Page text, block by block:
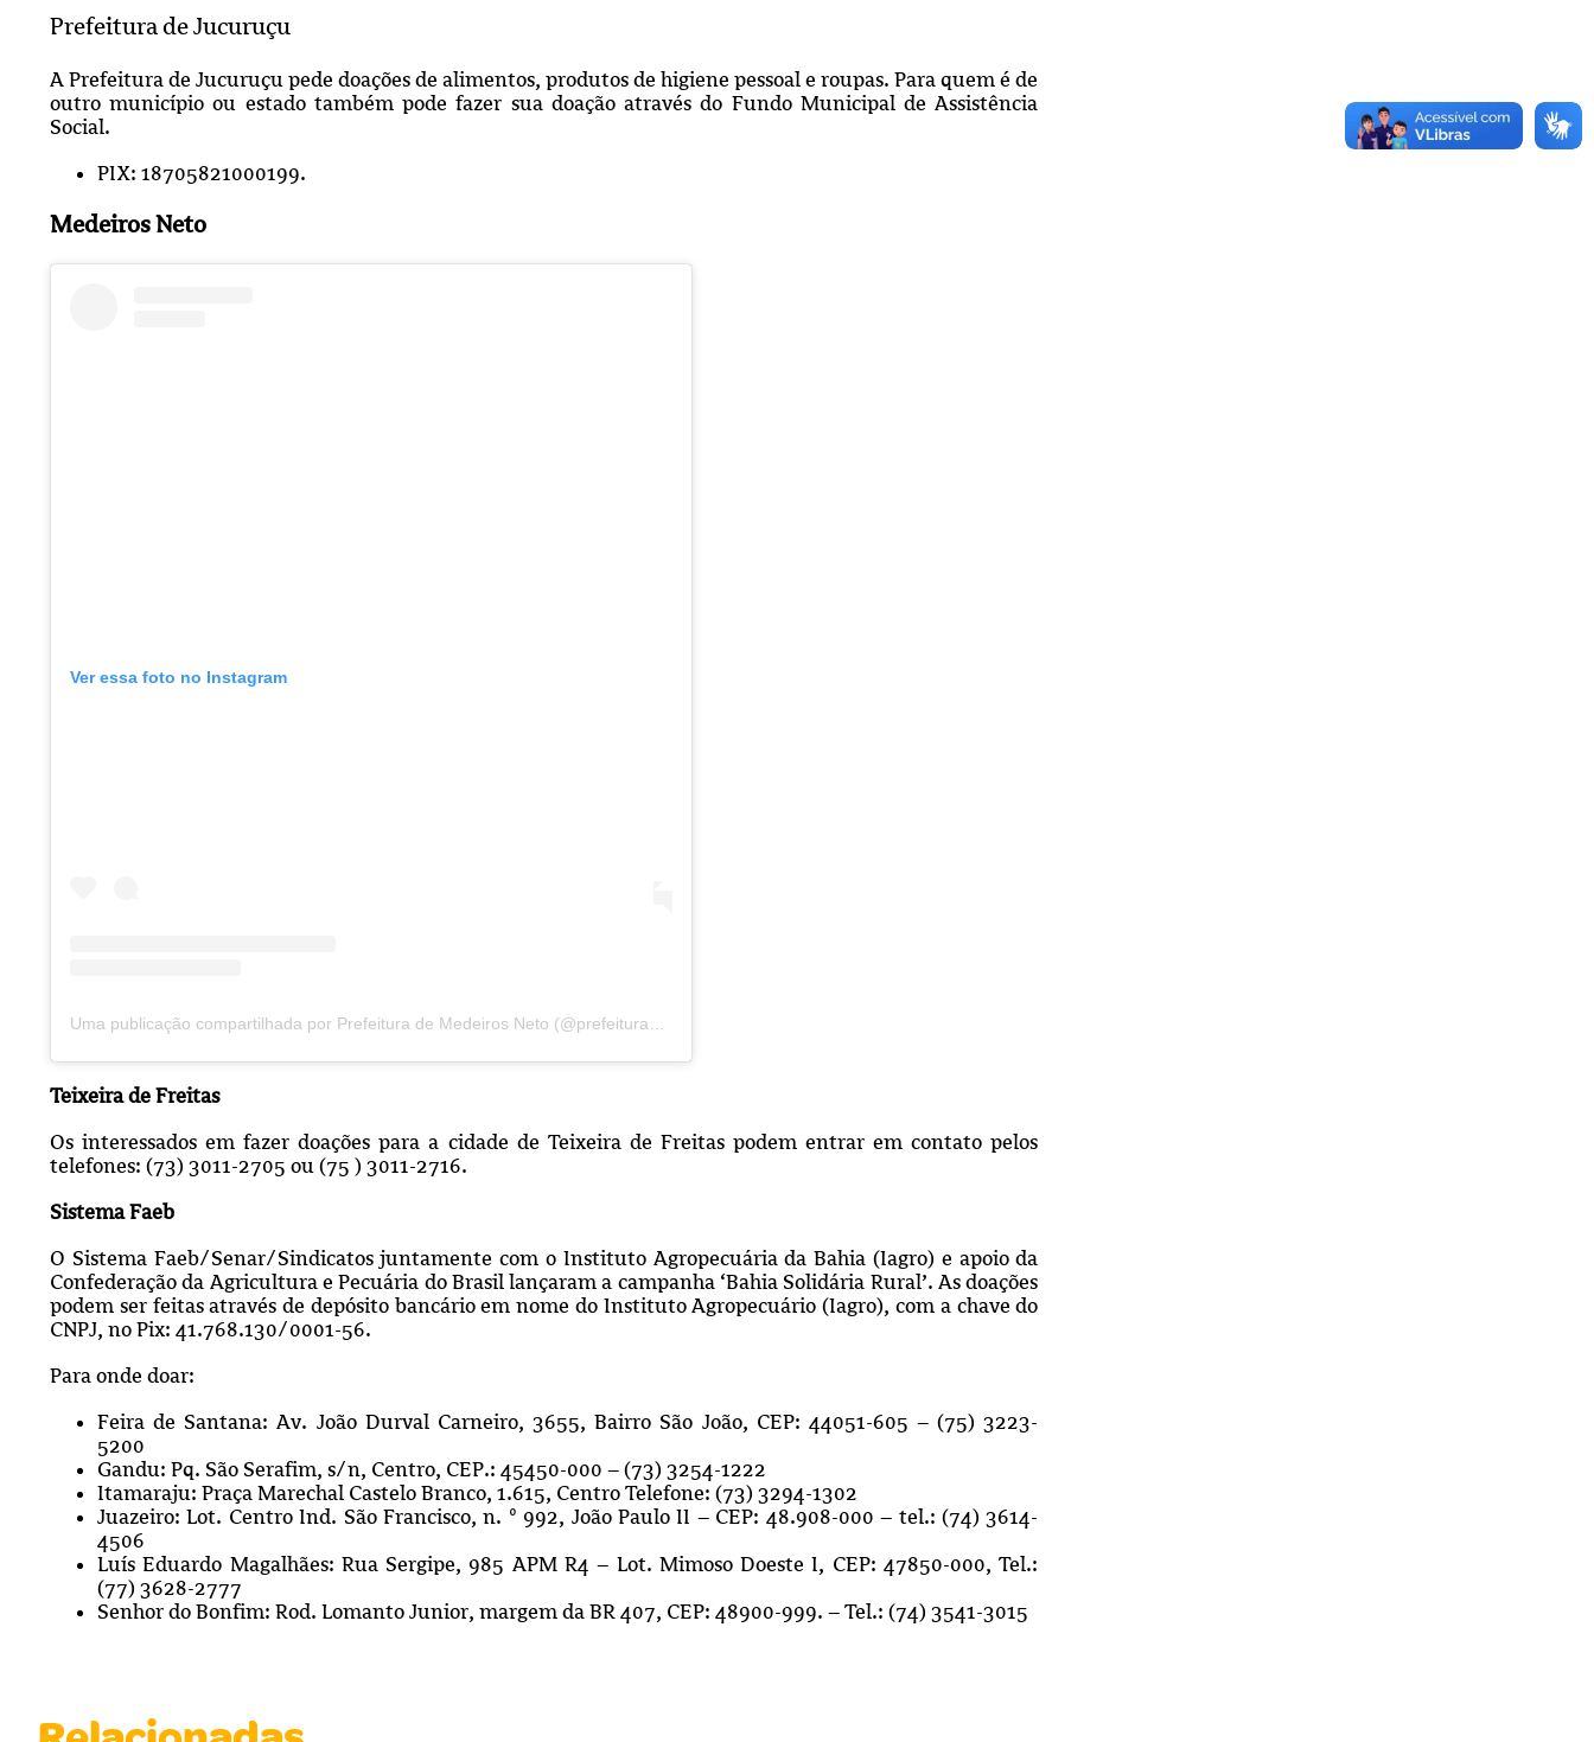
Prefeitura de Jucuruçu
A Prefeitura de Jucuruçu pede doações de alimentos, produtos de higiene pessoal e roupas. Para quem é de
outro município ou estado também pode fazer sua doação através do Fundo Municipal de Assistência
Social.
PIX: 18705821000199.
Medeiros Neto
Ver essa foto no Instagram
Teixeira de Freitas
Os interessados em fazer doações para a cidade de Teixeira de Freitas podem entrar em contato pelos
telefones: (73) 3011-2705 ou (75 ) 3011-2716.
Sistema Faeb
O Sistema Faeb/Senar/Sindicatos juntamente com o Instituto Agropecuária da Bahia (Iagro) e apoio da
Confederação da Agricultura e Pecuária do Brasil lançaram a campanha ‘Bahia Solidária Rural’. As doações
podem ser feitas através de depósito bancário em nome do Instituto Agropecuário (Iagro), com a chave do
CNPJ, no Pix: 41.768.130/0001-56.
Para onde doar:
Feira de Santana: Av. João Durval Carneiro, 3655, Bairro São João, CEP: 44051-605 – (75) 3223-
5200
Gandu: Pq. São Serafim, s/n, Centro, CEP.: 45450-000 – (73) 3254-1222
Itamaraju: Praça Marechal Castelo Branco, 1.615, Centro Telefone: (73) 3294-1302
Juazeiro: Lot. Centro Ind. São Francisco, n. º 992, João Paulo II – CEP: 48.908-000 – tel.: (74) 3614-
4506
Luís Eduardo Magalhães: Rua Sergipe, 985 APM R4 – Lot. Mimoso Doeste I, CEP: 47850-000, Tel.:
(77) 3628-2777
Senhor do Bonfim: Rod. Lomanto Junior, margem da BR 407, CEP: 48900-999. – Tel.: (74) 3541-3015